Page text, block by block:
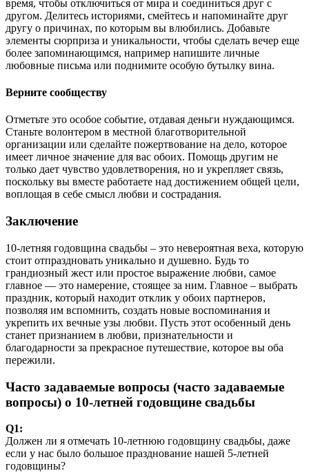
время, чтобы отключиться от мира и соединиться друг с
другом. Делитесь историями, смейтесь и напоминайте друг
другу о причинах, по которым вы влюбились. Добавьте
элементы сюрприза и уникальности, чтобы сделать вечер еще
более запоминающимся, например напишите личные
любовные письма или поднимите особую бутылку вина.
Верните сообществу
Отметьте это особое событие, отдавая деньги нуждающимся.
Станьте волонтером в местной благотворительной
организации или сделайте пожертвование на дело, которое
имеет личное значение для вас обоих. Помощь другим не
только дает чувство удовлетворения, но и укрепляет связь,
поскольку вы вместе работаете над достижением общей цели,
воплощая в себе смысл любви и сострадания.
Заключение
10-летняя годовщина свадьбы – это невероятная веха, которую
стоит отпраздновать уникально и душевно. Будь то
грандиозный жест или простое выражение любви, самое
главное — это намерение, стоящее за ним. Главное – выбрать
праздник, который находит отклик у обоих партнеров,
позволяя им вспомнить, создать новые воспоминания и
укрепить их вечные узы любви. Пусть этот особенный день
станет признанием в любви, признательности и
благодарности за прекрасное путешествие, которое вы оба
пережили.
Часто задаваемые вопросы (часто задаваемые
вопросы) о 10-летней годовщине свадьбы
Q1:
Должен ли я отмечать 10-летнюю годовщину свадьбы, даже
если у нас было большое празднование нашей 5-летней
годовщины?